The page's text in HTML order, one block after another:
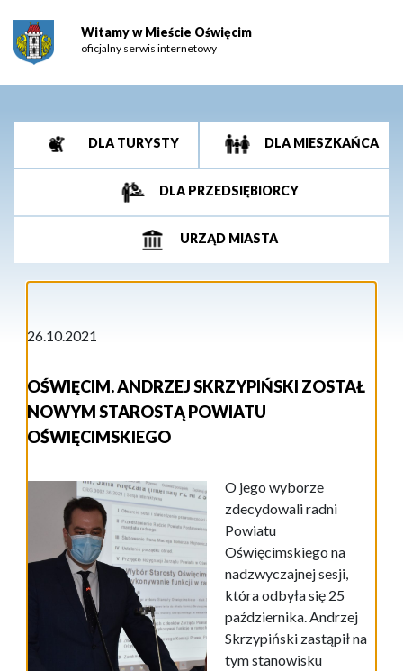
Witamy w Mieście Oświęcim
oficjalny serwis internetowy
DLA TURYSTY DLA MIESZKAŃCA
DLA PRZEDSIĘBIORCY
URZĄD MIASTA
26.10.2021
OŚWIĘCIM. ANDRZEJ SKRZYPIŃSKI ZOSTAŁ
NOWYM STAROSTĄ POWIATU
OŚWIĘCIMSKIEGO
O jego wyborze
zdecydowali radni
Powiatu
Oświęcimskiego na
nadzwyczajnej sesji,
która odbyła się 25
października. Andrzej
Skrzypiński zastąpił na
tym stanowisku